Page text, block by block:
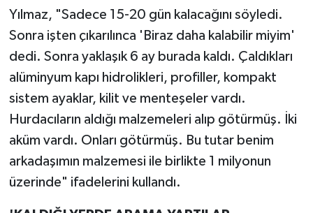
Yılmaz, "Sadece 15-20 gün kalacağını söyledi.
Sonra işten çıkarılınca 'Biraz daha kalabilir miyim'
dedi. Sonra yaklaşık 6 ay burada kaldı. Çaldıkları
alüminyum kapı hidrolikleri, profiller, kompakt
sistem ayaklar, kilit ve menteşeler vardı.
Hurdacıların aldığı malzemeleri alıp götürmüş. İki
aküm vardı. Onları götürmüş. Bu tutar benim
arkadaşımın malzemesi ile birlikte 1 milyonun
üzerinde" ifadelerini kullandı.